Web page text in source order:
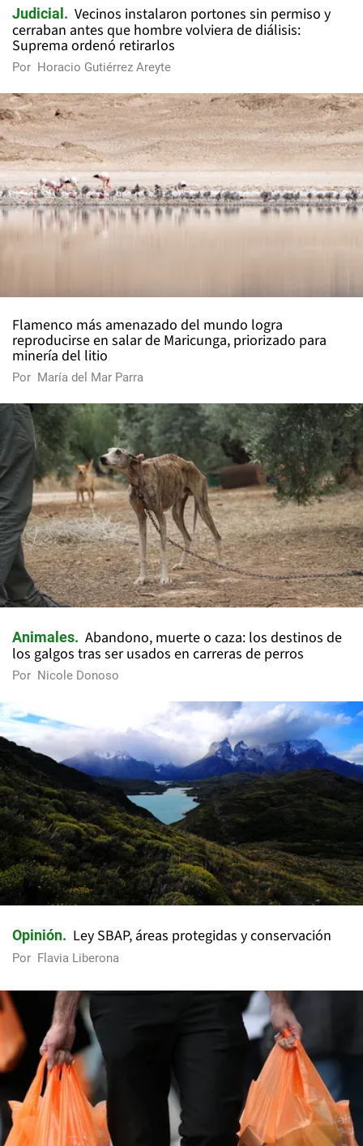
Judicial
Vecinos instalaron portones sin permiso y
cerraban antes que hombre volviera de diálisis:
Suprema ordenó retirarlos
Por Horacio Gutiérrez Areyte
Flamenco más amenazado del mundo logra
reproducirse en salar de Maricunga, priorizado para
minería del litio
Por María del Mar Parra
Animales
Abandono, muerte o caza: los destinos de
los galgos tras ser usados en carreras de perros
Por Nicole Donoso
Opinión Ley SBAP, áreas protegidas y conservación
Por Flavia Liberona